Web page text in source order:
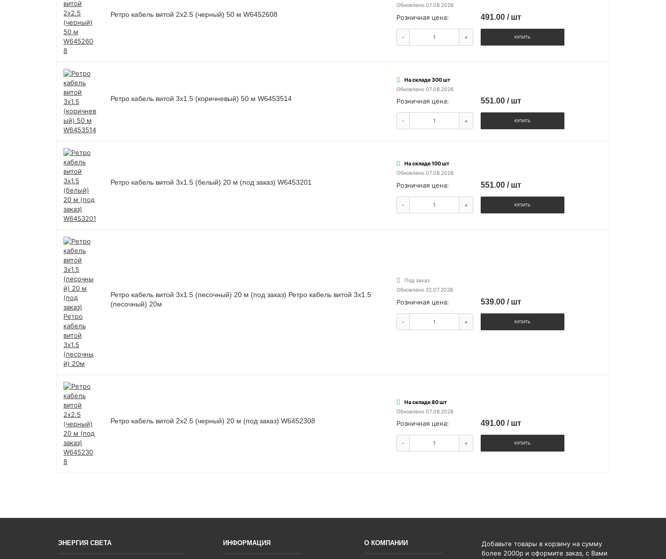
Ретро кабель витой 2х2.5 (черный) 50 м W6452608
Обновлено 07.08.2026
Розничная цена: 491.00 / шт
- + КУПИТЬ
Ретро кабель витой 3х1.5 (коричневый) 50 м W6453514
На складе 300 шт
Обновлено 07.08.2026
Розничная цена: 551.00 / шт
- + КУПИТЬ
Ретро кабель витой 3х1.5 (белый) 20 м (под заказ) W6453201
На складе 100 шт
Обновлено 07.08.2026
Розничная цена: 551.00 / шт
- + КУПИТЬ
Ретро кабель витой 3х1.5 (песочный) 20 м (под заказ) Ретро кабель витой 3х1.5
(песочный) 20м
Под заказ
Обновлено 22.07.2026
Розничная цена: 539.00 / шт
- + КУПИТЬ
Ретро кабель витой 2х2.5 (черный) 20 м (под заказ) W6452308
На складе 80 шт
Обновлено 07.08.2026
Розничная цена: 491.00 / шт
- + КУПИТЬ
ЭНЕРГИЯ СВЕТА ИНФОРМАЦИЯ О КОМПАНИИ
Добавьте товары в корзину на сумму
более 2000р и оформите заказ, с Вами